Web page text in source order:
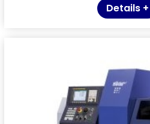
Details +